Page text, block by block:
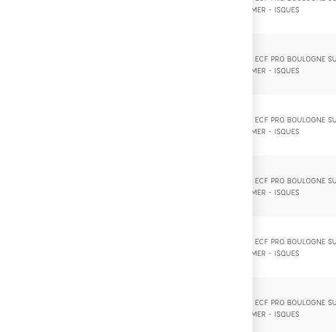
MER - ISQUES
Proposé par ECF PRO BOULOGNE
MER - ISQUES
Proposé par ECF PRO BOULOGNE
MER - ISQUES
Proposé par ECF PRO BOULOGNE
MER - ISQUES
Proposé par ECF PRO BOULOGNE
MER - ISQUES
Proposé par ECF PRO BOULOGNE
MER - ISQUES